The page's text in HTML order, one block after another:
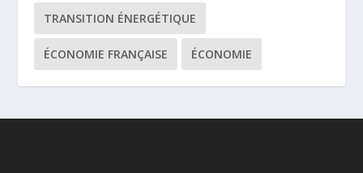
TRANSITION ÉNERGÉTIQUE
ÉCONOMIE FRANÇAISE ÉCONOMIE